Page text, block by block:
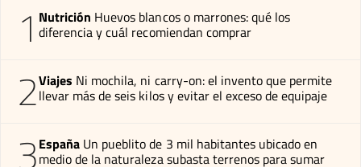
1 Nutrición Huevos blancos o marrones: qué los
diferencia y cuál recomiendan comprar
2Viajes Ni mochila, ni carry-on: el invento que permite
llevar más de seis kilos y evitar el exceso de equipaje
3España Un pueblito de 3 mil habitantes ubicado en
medio de la naturaleza subasta terrenos para sumar